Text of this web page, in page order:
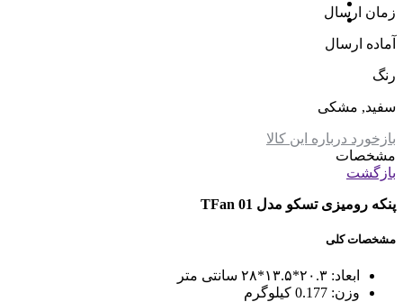
زمان ارسال
آماده ارسال
رنگ
سفید, مشکی
بازخورد درباره این کالا
مشخصات
بازگشت
پنکه رومیزی تسکو مدل TFan 01
مشخصات کلی
ابعاد: ۲۰.۳*۱۳.۵*۲۸ سانتی متر
وزن: 0.177 کیلوگرم